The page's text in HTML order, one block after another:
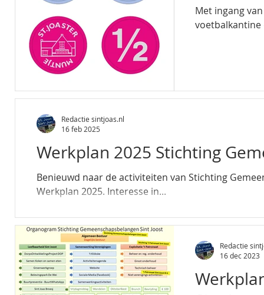
Met ingang
voetbalkantine
Werkplan 2025 Stichting
Benieuwd naar de activiteiten van Stichting
Werkplan 2025. Interesse in...
Redactie sintjoas.nl
16 feb 2025
Redactie
16 dec 2023